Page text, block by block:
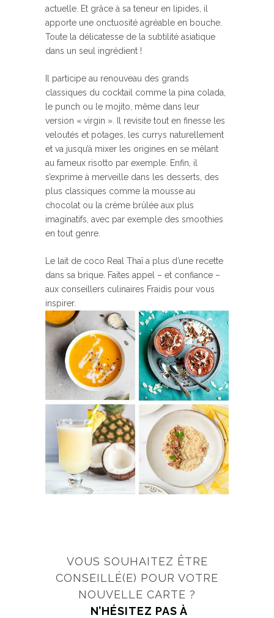
actuelle. Et grâce à sa teneur en lipides, il
apporte une onctuosité agréable en bouche.
Toute la délicatesse de la subtilité asiatique
dans un seul ingrédient !
Il participe au renouveau des grands
classiques du cocktail comme la pina colada,
le punch ou le mojito, même dans leur
version « virgin ». Il revisite tout en finesse les
veloutés et potages, les currys naturellement
et va jusqu’à mixer les origines en se mêlant
au fameux risotto par exemple. Enfin, il
s’exprime à merveille dans les desserts, des
plus classiques comme la mousse au
chocolat ou la crème brûlée aux plus
imaginatifs, avec par exemple des smoothies
en tout genre.
Le lait de coco Real Thaï a plus d’une recette
dans sa brique. Faites appel – et confiance –
aux conseillers culinaires Fraidis pour vous
inspirer.
VOUS SOUHAITEZ ÊTRE
CONSEILLÉ(E) POUR VOTRE
NOUVELLE CARTE ?
N’HÉSITEZ PAS À